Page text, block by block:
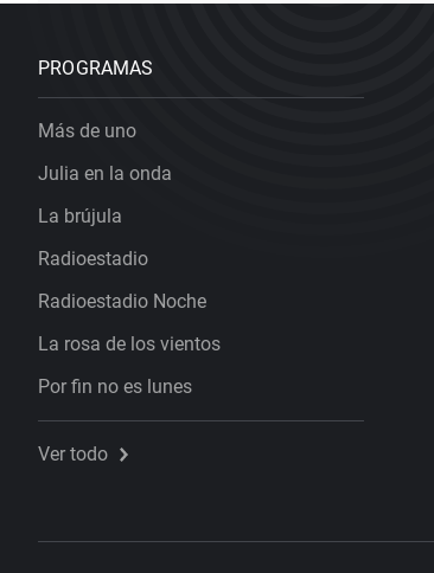
PROGRAMAS
Más de uno
Julia en la onda
La brújula
Radioestadio
Radioestadio Noche
La rosa de los vientos
Por fin no es lunes
Ver todo